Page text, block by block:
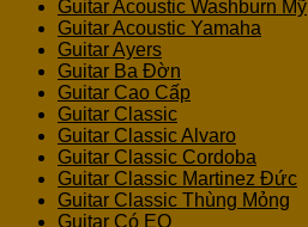
Guitar Acoustic Washburn Mỹ
Guitar Acoustic Yamaha
Guitar Ayers
Guitar Ba Đờn
Guitar Cao Cấp
Guitar Classic
Guitar Classic Alvaro
Guitar Classic Cordoba
Guitar Classic Martinez Đức
Guitar Classic Thùng Mỏng
Guitar Có EQ